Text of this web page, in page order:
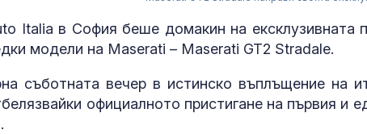
Italia в София беше домакин на ексклузивната
модели на Maserati – Maserati GT2 Stradale.
съботната вечер в истинско въплъщение на
официалното пристигане на първия и